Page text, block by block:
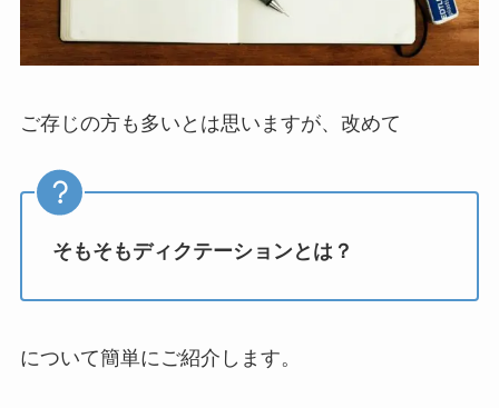
ご存じの方も多いとは思いますが、改めて
そもそもディクテーションとは？
について簡単にご紹介します。